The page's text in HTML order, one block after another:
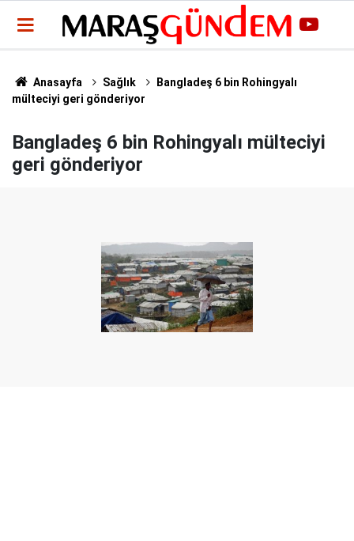
Anasayfa Sağlık
Bangladeş 6 bin Rohingyalı
mülteciyi geri gönderiyor
Bangladeş 6 bin Rohingyalı mülteciyi
geri gönderiyor